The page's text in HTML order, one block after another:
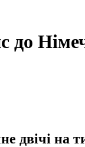
до
двічі на